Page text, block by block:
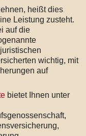
heißt dies
Leistung zusteht.
auf die
wichtig, mit
auf
bietet Ihnen unter